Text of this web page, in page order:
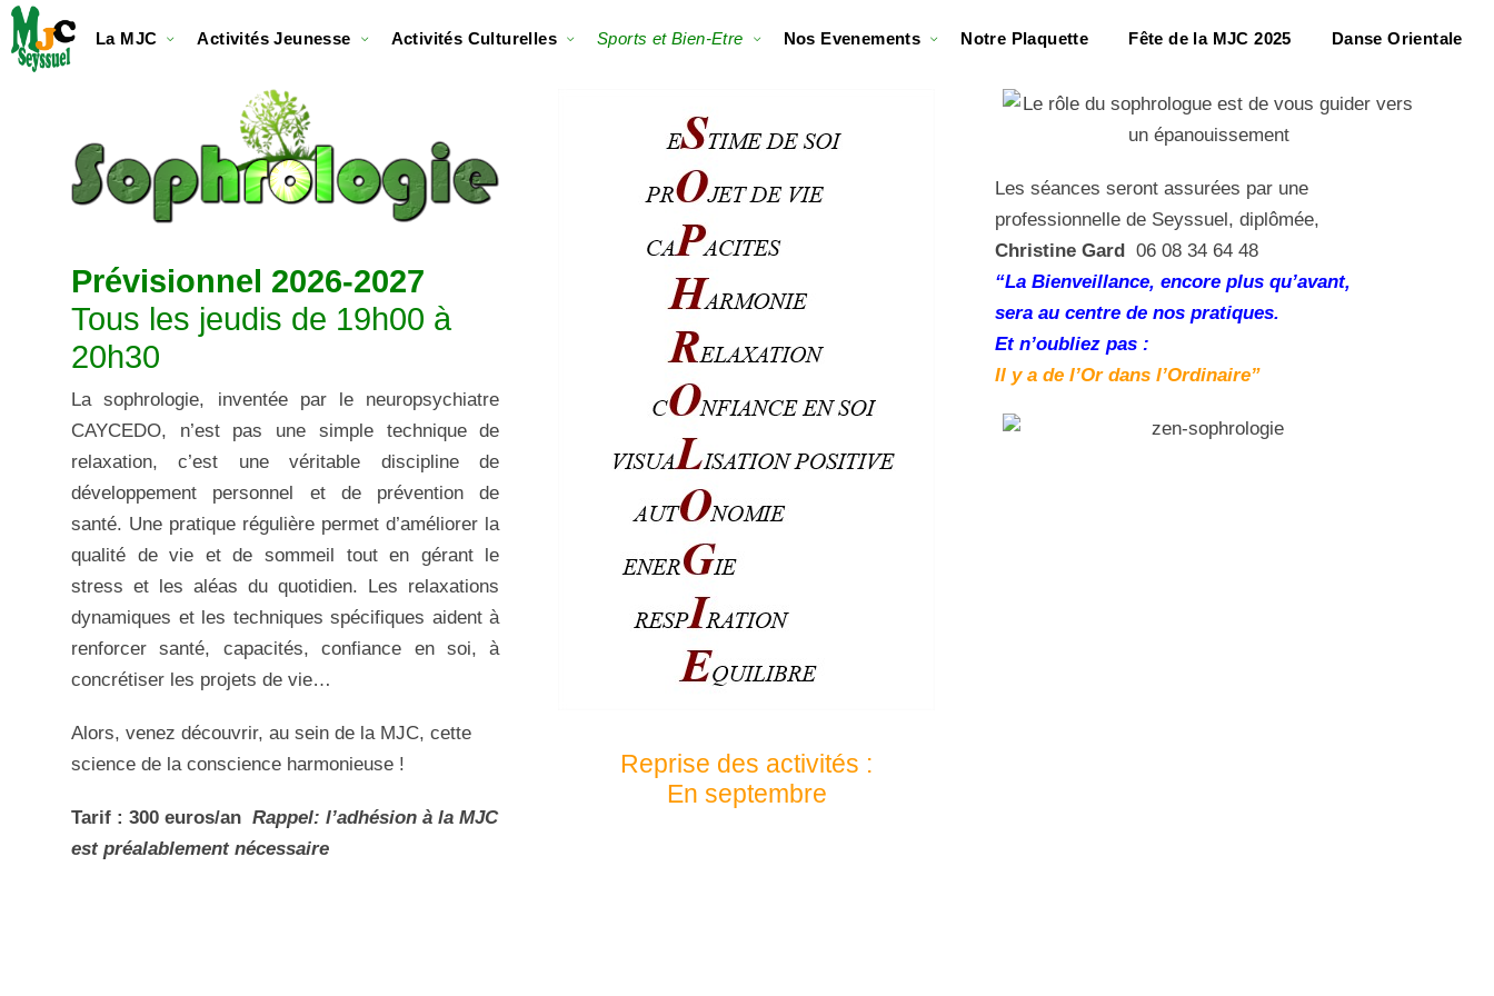
La MJC Activités Jeunesse Activités Culturelles Sports et Bien-Etre Nos Evenements Notre Plaquette Fête de la MJC 2025 Danse Orientale
Prévisionnel 2026-2027
Tous les jeudis de 19h00 à
20h30
La sophrologie, inventée par le neuropsychiatre
CAYCEDO, n’est pas une simple technique de
relaxation, c’est une véritable discipline de
développement personnel et de prévention de
santé. Une pratique régulière permet d’améliorer la
qualité de vie et de sommeil tout en gérant le
stress et les aléas du quotidien. Les relaxations
dynamiques et les techniques spécifiques aident à
renforcer santé, capacités, confiance en soi, à
concrétiser les projets de vie…
Alors, venez découvrir, au sein de la MJC, cette
science de la conscience harmonieuse !
Tarif : 300 euros/an Rappel: l’adhésion à la MJC
est préalablement nécessaire
Reprise des activités :
En septembre
Les séances seront assurées par une
professionnelle de Seyssuel, diplômée,
Christine Gard06 08 34 64 48
“La Bienveillance, encore plus qu’avant,
sera au centre de nos pratiques.
Et n’oubliez pas :
Il y a de l’Or dans l’Ordinaire”